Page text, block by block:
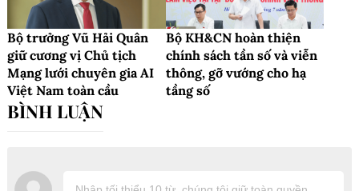
Bộ trưởng Vũ Hải Quân
giữ cương vị Chủ tịch
Mạng lưới chuyên gia AI
Việt Nam toàn cầu
Bộ KH&CN hoàn thiện
chính sách tần số và viễn
thông, gỡ vướng cho hạ
tầng số